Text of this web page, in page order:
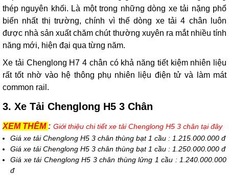
thép nguyên khối. Là một trong những dòng xe tải nặng phổ
biến nhất thị trường, chính vì thế dòng xe tải 4 chân luôn
được nhà sản xuất chăm chút thường xuyên ra mắt nhiều tính
năng mới, hiện đại qua từng năm.
Xe tải Chenglong H7 4 chân có khả năng tiết kiệm nhiên liệu
rất tốt nhờ vào hệ thông phụ nhiên liệu điện tử và làm mát
common rail.
3. Xe Tải Chenglong H5 3 Chân
XEM THÊM : Giới thiệu chi tiết xe tải Chenglong H5 3 chân tại đây
Giá xe tải Chenglong H5 3 chân thùng bạt 1 cầu : 1.215.000.000 đ
Giá xe tải Chenglong H5 3 chân thùng bạt 1 cầu : 1.250.000.000 đ
Giá xe tải Chenglong H5 3 chân thùng lửng 1 cầu : 1.240.000.000
đ